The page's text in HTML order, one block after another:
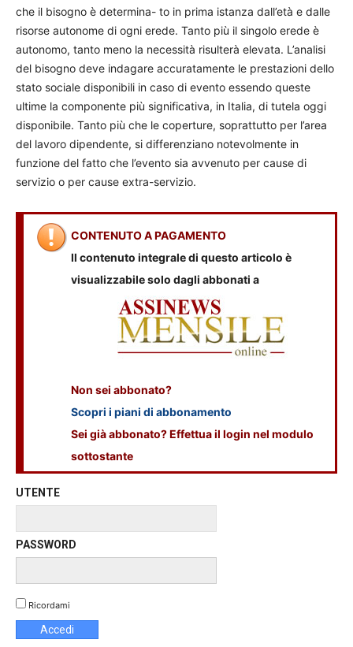
che il bisogno è determina- to in prima istanza dall’età e dalle
risorse autonome di ogni erede. Tanto più il singolo erede è
autonomo, tanto meno la necessità risulterà elevata. L’analisi
del bisogno deve indagare accuratamente le prestazioni dello
stato sociale disponibili in caso di evento essendo queste
ultime la componente più significativa, in Italia, di tutela oggi
disponibile. Tanto più che le coperture, soprattutto per l’area
del lavoro dipendente, si differenziano notevolmente in
funzione del fatto che l’evento sia avvenuto per cause di
servizio o per cause extra-servizio.
CONTENUTO A PAGAMENTO
Il contenuto integrale di questo articolo è
visualizzabile solo dagli abbonati a
Non sei abbonato?
Scopri i piani di abbonamento
Sei già abbonato? Effettua il login nel modulo
sottostante
UTENTE
PASSWORD
Ricordami